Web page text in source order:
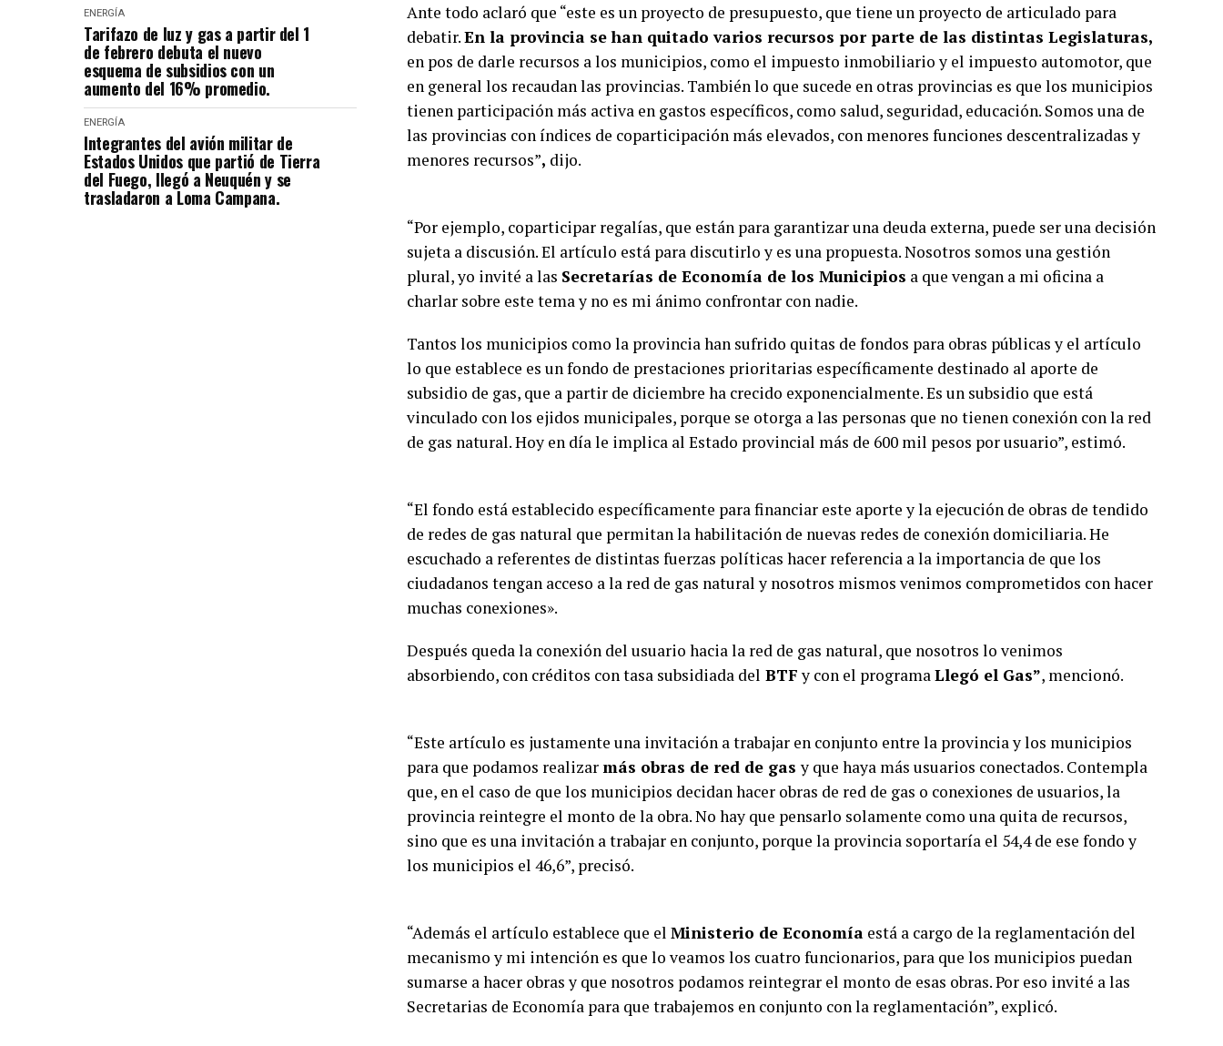
ENERGÍA
Tarifazo de luz y gas a partir del 1
de febrero debuta el nuevo
esquema de subsidios con un
aumento del 16% promedio.
ENERGÍA
Integrantes del avión militar de
Estados Unidos que partió de Tierra
del Fuego, llegó a Neuquén y se
trasladaron a Loma Campana.
Ante todo aclaró que “este es un proyecto de presupuesto, que tiene un proyecto de articulado para
debatir.En la provincia se han quitado varios recursos por parte de las distintas Legislaturas,
en pos de darle recursos a los municipios, como el impuesto inmobiliario y el impuesto automotor, que
en general los recaudan las provincias. También lo que sucede en otras provincias es que los municipios
tienen participación más activa en gastos específicos, como salud, seguridad, educación. Somos una de
las provincias con índices de coparticipación más elevados, con menores funciones descentralizadas y
menores recursos”, dijo.
“Por ejemplo, coparticipar regalías, que están para garantizar una deuda externa, puede ser una decisión
sujeta a discusión. El artículo está para discutirlo y es una propuesta. Nosotros somos una gestión
plural, yo invité a las Secretarías de Economía de los Municipios a que vengan a mi oficina a
charlar sobre este tema y no es mi ánimo confrontar con nadie.
Tantos los municipios como la provincia han sufrido quitas de fondos para obras públicas y el artículo
lo que establece es un fondo de prestaciones prioritarias específicamente destinado al aporte de
subsidio de gas, que a partir de diciembre ha crecido exponencialmente. Es un subsidio que está
vinculado con los ejidos municipales, porque se otorga a las personas que no tienen conexión con la red
de gas natural. Hoy en día le implica al Estado provincial más de 600 mil pesos por usuario”, estimó.
“El fondo está establecido específicamente para financiar este aporte y la ejecución de obras de tendido
de redes de gas natural que permitan la habilitación de nuevas redes de conexión domiciliaria. He
escuchado a referentes de distintas fuerzas políticas hacer referencia a la importancia de que los
ciudadanos tengan acceso a la red de gas natural y nosotros mismos venimos comprometidos con hacer
muchas conexiones».
Después queda la conexión del usuario hacia la red de gas natural, que nosotros lo venimos
absorbiendo, con créditos con tasa subsidiada del BTFy con el programaLlegó el Gas”, mencionó.
“Este artículo es justamente una invitación a trabajar en conjunto entre la provincia y los municipios
para que podamos realizarmás obras de red de gasy que haya más usuarios conectados. Contempla
que, en el caso de que los municipios decidan hacer obras de red de gas o conexiones de usuarios, la
provincia reintegre el monto de la obra. No hay que pensarlo solamente como una quita de recursos,
sino que es una invitación a trabajar en conjunto, porque la provincia soportaría el 54,4 de ese fondo y
los municipios el 46,6”, precisó.
“Además el artículo establece que el Ministerio de Economía está a cargo de la reglamentación del
mecanismo y mi intención es que lo veamos los cuatro funcionarios, para que los municipios puedan
sumarse a hacer obras y que nosotros podamos reintegrar el monto de esas obras. Por eso invité a las
Secretarias de Economía para que trabajemos en conjunto con la reglamentación”, explicó.